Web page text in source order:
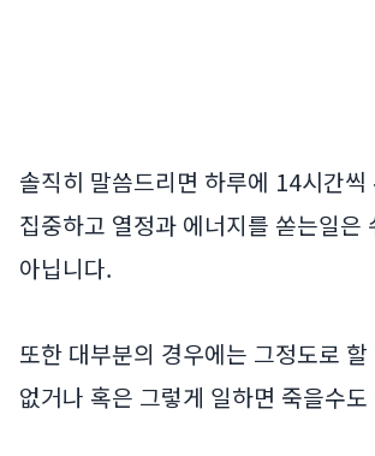
솔직히 말씀드리면 하루에 14시간씩
집중하고 열정과 에너지를 쏟는일은
아닙니다.
또한 대부분의 경우에는 그정도로 할
없거나 혹은 그렇게 일하면 죽을수